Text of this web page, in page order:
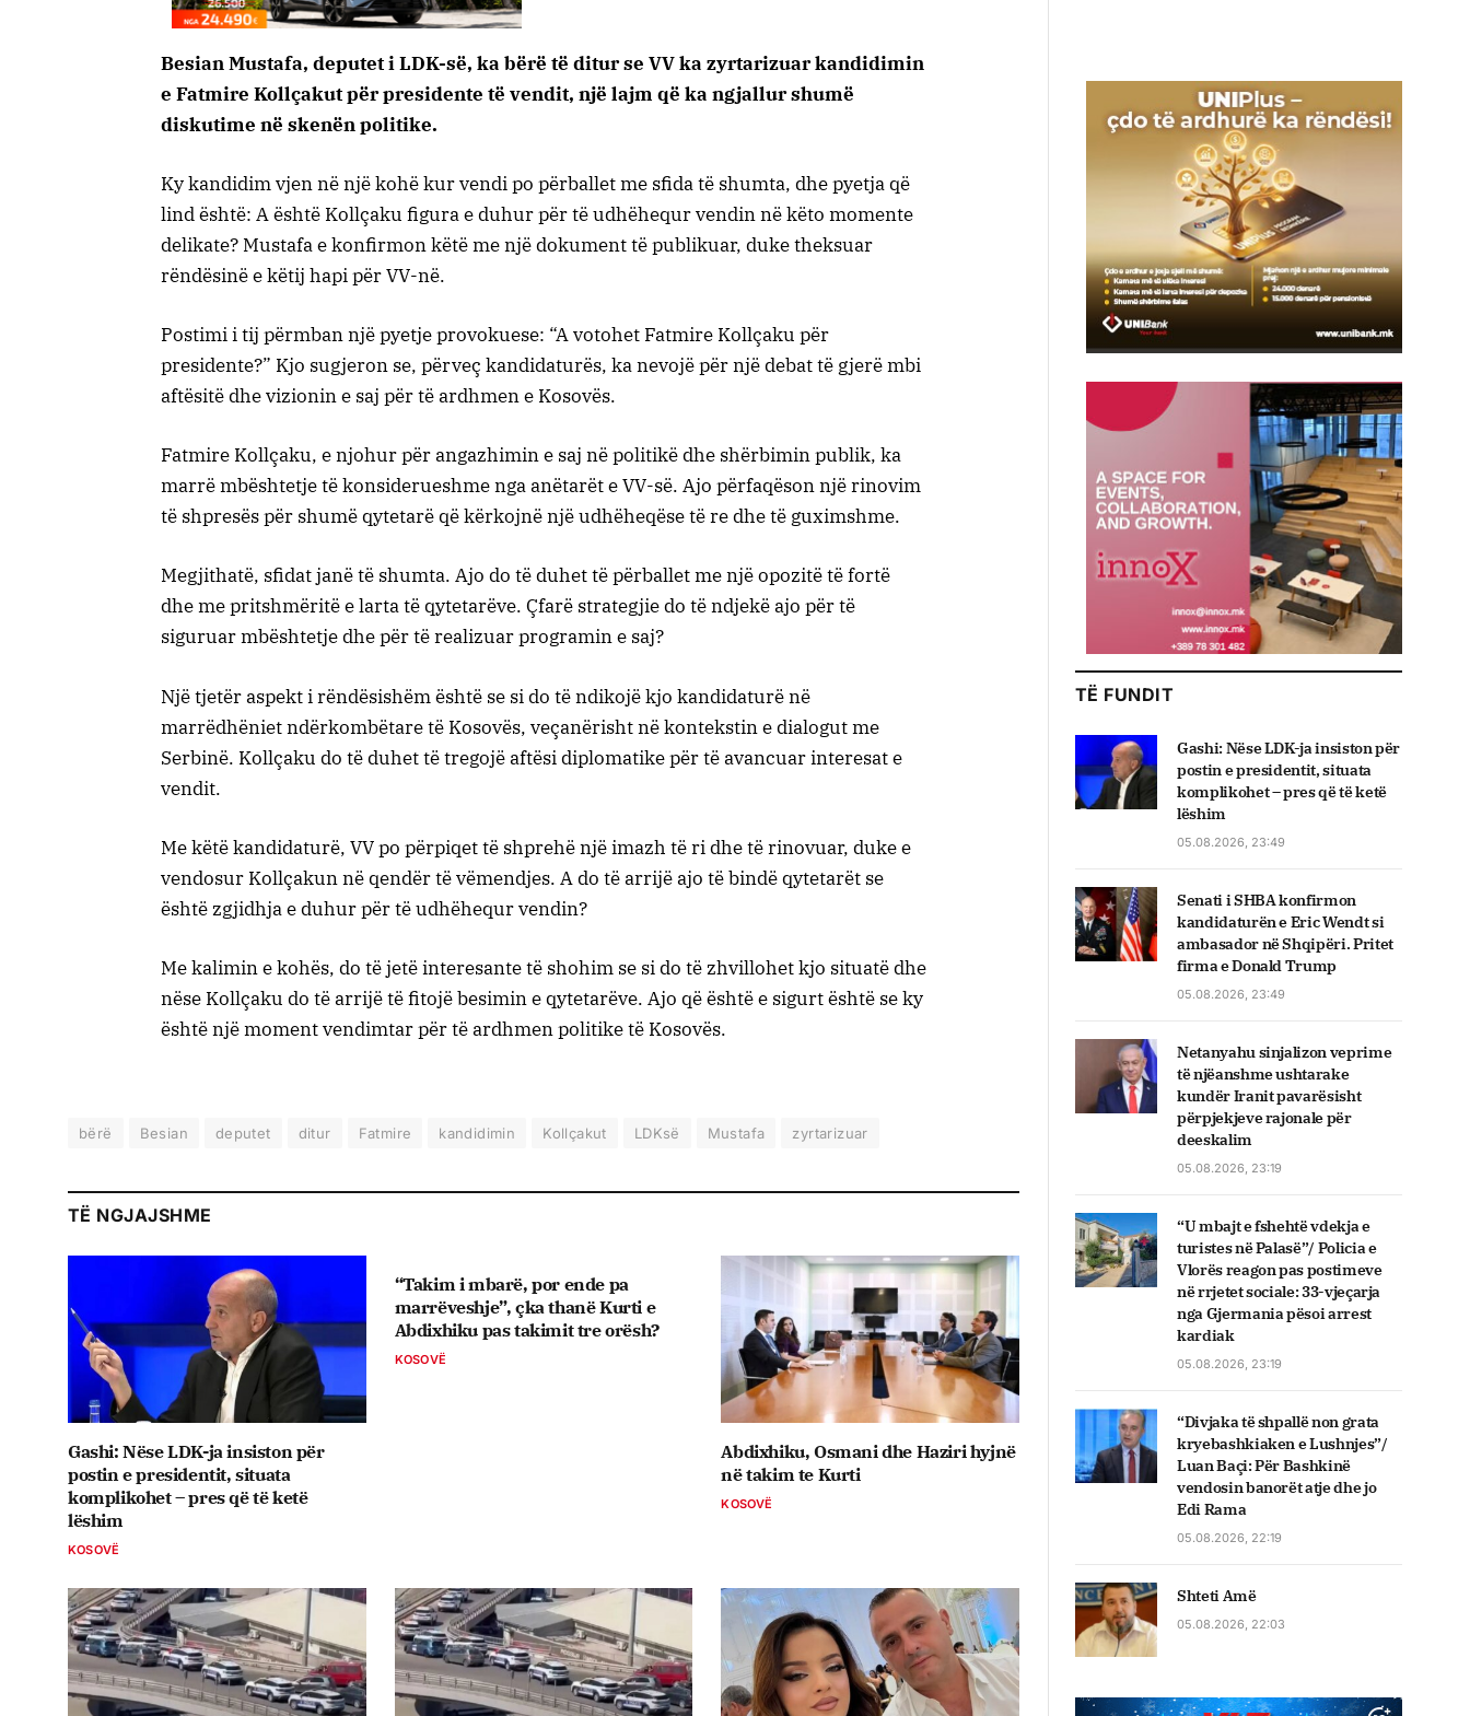
Besian Mustafa, deputet i LDK-së, ka bërë të ditur se VV ka zyrtarizuar kandidimin
e Fatmire Kollçakut për presidente të vendit, një lajm që ka ngjallur shumë
diskutime në skenën politike.
Ky kandidim vjen në një kohë kur vendi po përballet me sfida të shumta, dhe pyetja që
lind është: A është Kollçaku figura e duhur për të udhëhequr vendin në këto momente
delikate? Mustafa e konfirmon këtë me një dokument të publikuar, duke theksuar
rëndësinë e këtij hapi për VV-në.
Postimi i tij përmban një pyetje provokuese: “A votohet Fatmire Kollçaku për
presidente?” Kjo sugjeron se, përveç kandidaturës, ka nevojë për një debat të gjerë mbi
aftësitë dhe vizionin e saj për të ardhmen e Kosovës.
Fatmire Kollçaku, e njohur për angazhimin e saj në politikë dhe shërbimin publik, ka
marrë mbështetje të konsiderueshme nga anëtarët e VV-së. Ajo përfaqëson një rinovim
të shpresës për shumë qytetarë që kërkojnë një udhëheqëse të re dhe të guximshme.
Megjithatë, sfidat janë të shumta. Ajo do të duhet të përballet me një opozitë të fortë
dhe me pritshmëritë e larta të qytetarëve. Çfarë strategjie do të ndjekë ajo për të
siguruar mbështetje dhe për të realizuar programin e saj?
Një tjetër aspekt i rëndësishëm është se si do të ndikojë kjo kandidaturë në
marrëdhëniet ndërkombëtare të Kosovës, veçanërisht në kontekstin e dialogut me
Serbinë. Kollçaku do të duhet të tregojë aftësi diplomatike për të avancuar interesat e
vendit.
Me këtë kandidaturë, VV po përpiqet të shprehë një imazh të ri dhe të rinovuar, duke e
vendosur Kollçakun në qendër të vëmendjes. A do të arrijë ajo të bindë qytetarët se
është zgjidhja e duhur për të udhëhequr vendin?
Me kalimin e kohës, do të jetë interesante të shohim se si do të zhvillohet kjo situatë dhe
nëse Kollçaku do të arrijë të fitojë besimin e qytetarëve. Ajo që është e sigurt është se ky
është një moment vendimtar për të ardhmen politike të Kosovës.
bërë Besian deputet ditur Fatmire kandidimin Kollçakut LDKsë Mustafa zyrtarizuar
TË NGJAJSHME
Gashi: Nëse LDK-ja insiston për
postin e presidentit, situata
komplikohet – pres që të ketë
lëshim
KOSOVË
“Takim i mbarë, por ende pa
marrëveshje”, çka thanë Kurti e
Abdixhiku pas takimit tre orësh?
KOSOVË
Abdixhiku, Osmani dhe Haziri hyjnë
në takim te Kurti
KOSOVË
TË FUNDIT
Gashi: Nëse LDK-ja insiston për
postin e presidentit, situata
komplikohet – pres që të ketë
lëshim
05.08.2026, 23:49
Senati i SHBA konfirmon
kandidaturën e Eric Wendt si
ambasador në Shqipëri. Pritet
firma e Donald Trump
05.08.2026, 23:49
Netanyahu sinjalizon veprime
të njëanshme ushtarake
kundër Iranit pavarësisht
përpjekjeve rajonale për
deeskalim
05.08.2026, 23:19
“U mbajt e fshehtë vdekja e
turistes në Palasë”/ Policia e
Vlorës reagon pas postimeve
në rrjetet sociale: 33-vjeçarja
nga Gjermania pësoi arrest
kardiak
05.08.2026, 23:19
“Divjaka të shpallë non grata
kryebashkiaken e Lushnjes”/
Luan Baçi: Për Bashkinë
vendosin banorët atje dhe jo
Edi Rama
05.08.2026, 22:19
Shteti Amë
05.08.2026, 22:03